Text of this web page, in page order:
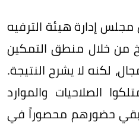
إدارة هيئة الترفيه
من خلال منطق التمكين
لكنه لا يشرح النتيجة.
الصلاحيات والموارد
بقي حضورهم محصوراً في